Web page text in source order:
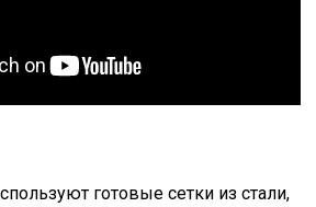
готовые сетки из стали,